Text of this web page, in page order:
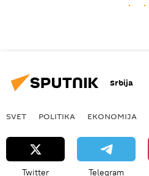
Srbija
SVET POLITIKA EKONOMIJA
Twitter Telegram